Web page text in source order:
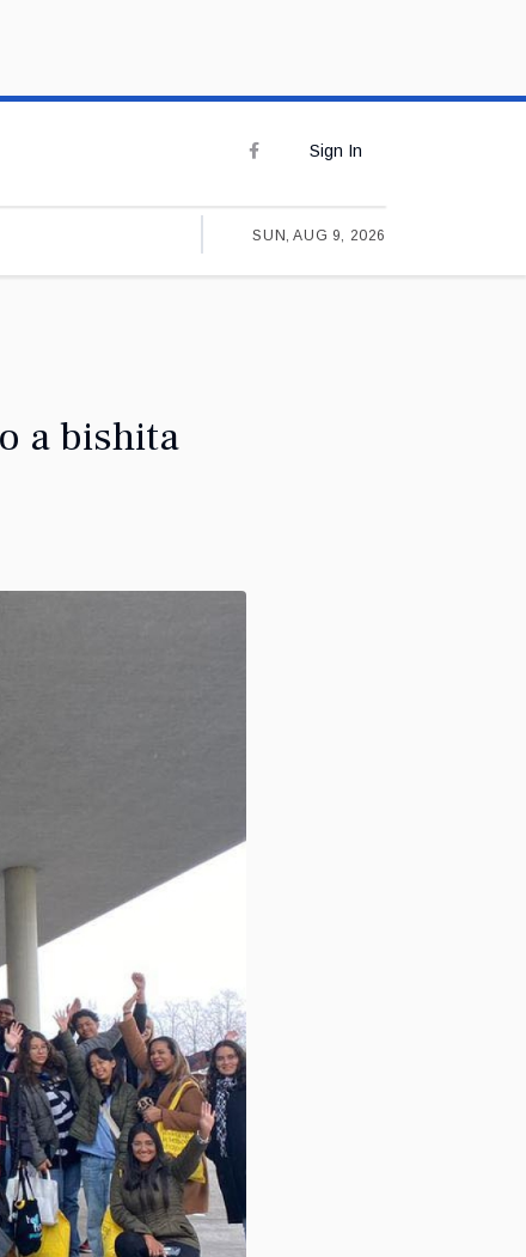
Sign In
SUN, AUG 9, 2026
a bishita